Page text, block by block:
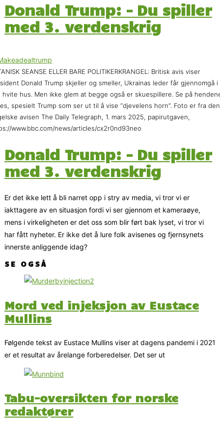
Donald Trump: – Du spiller
med 3. verdenskrig
SEANSE ELLER BARE POLITIKERKRANGEL: Britisk avis viser
Donald Trump skjeller og smeller, Ukrainas leder får gjennomgå i
hvite hus. Men ikke glem at begge også er skuespillere. Se på
spesielt Trump som ser ut til å vise “djevelens horn”. Foto er fra den
avisen The Daily Telegraph, 1. mars 2025, papirutgaven,
www.bbc.com/news/articles/cx2r0nd93neo
Donald Trump: – Du spiller
med 3. verdenskrig
Er det ikke lett å bli narret opp i stry av media, vi tror vi er
iakttagere av en situasjon fordi vi ser gjennom et kameraøye,
mens i virkeligheten er det oss som blir ført bak lyset, vi tror vi
har fått nyheter. Er ikke det å lure folk avisenes og fjernsynets
innerste anliggende idag?
SE OGSÅ
Mord ved injeksjon av Eustace
Mullins
Følgende tekst av Eustace Mullins viser at dagens pandemi i 2021
er et resultat av årelange forberedelser. Det ser ut
Tabu-oversikten for norske
redaktører